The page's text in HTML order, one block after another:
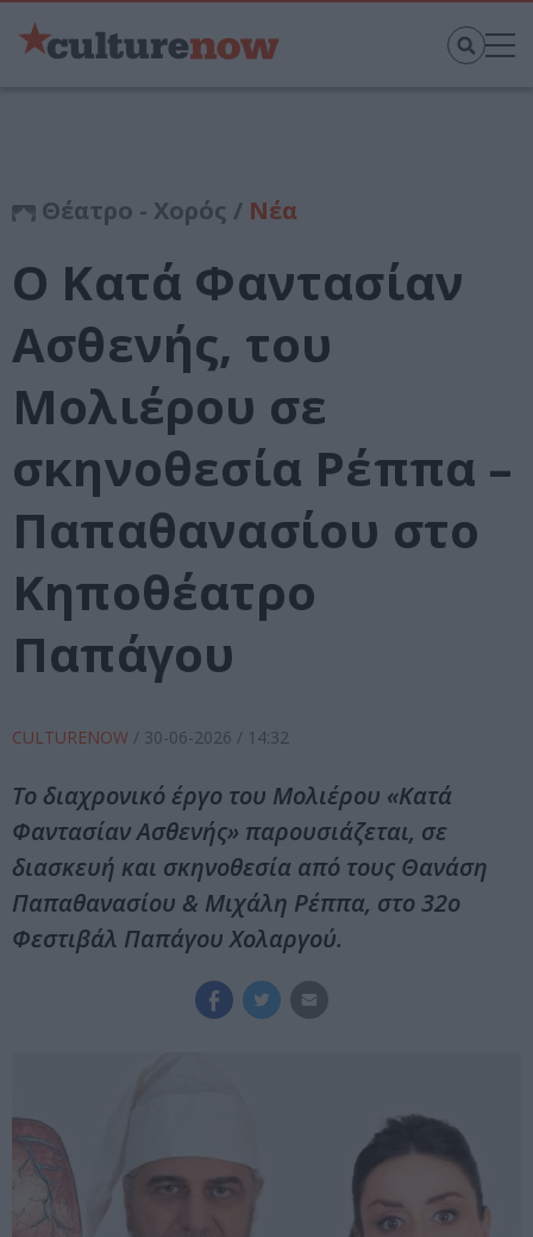
Θέατρο - Χορός / Νέα
Ο Κατά Φαντασίαν
Ασθενής, του
Μολιέρου σε
σκηνοθεσία Ρέππα –
Παπαθανασίου στο
Κηποθέατρο
Παπάγου
CULTURENOW / 30-06-2026 / 14:32
Το διαχρονικό έργο του Μολιέρου «Κατά
Φαντασίαν Ασθενής» παρουσιάζεται, σε
διασκευή και σκηνοθεσία από τους Θανάση
Παπαθανασίου & Μιχάλη Ρέππα, στο 32ο
Φεστιβάλ Παπάγου Χολαργού.